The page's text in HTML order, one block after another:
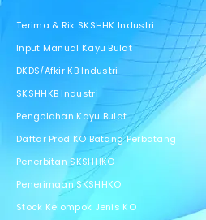
Terima & Rik SKSHHK Industri
Input Manual Kayu Bulat
DKDS/Afkir KB Industri
SKSHHKB Industri
Pengolahan Kayu Bulat
Daftar Prod KO Batang Perbatang
Penerbitan SKSHHKO
Penerimaan SKSHHKO
Stock Kelompok Jenis KO